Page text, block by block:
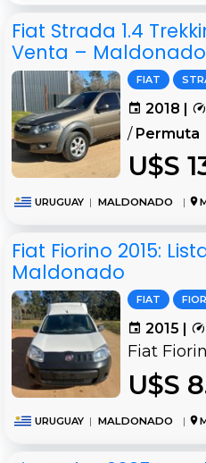
Fiat Strada 1.4
Venta –
FIAT
2018 |
/ Permuta
U$S
URUGUAY | MALDONADO |
Fiat Fiorino 2015:
Maldonado
FIAT
2015 |
Fiat
U$S
URUGUAY | MALDONADO |